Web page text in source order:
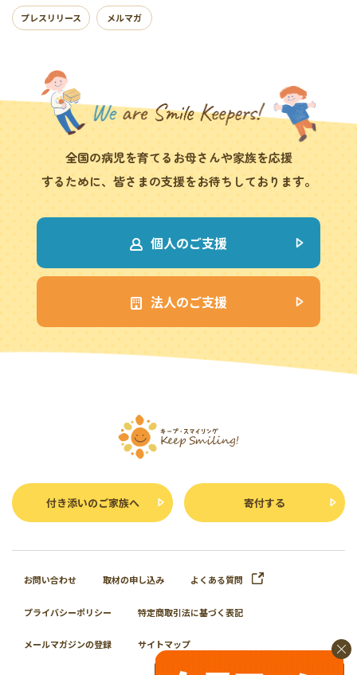
プレスリリース メルマガ
全国の病児を育てるお母さんや家族を応援
するために、皆さまの支援をお待ちしております。
個人のご支援
法人のご支援
付き添いのご家族へ 寄付する
お問い合わせ 取材の申し込み よくある質問
プライバシーポリシー 特定商取引法に基づく表記
メールマガジンの登録 サイトマップ